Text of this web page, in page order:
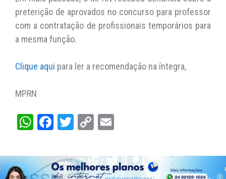
preterição de aprovados no concurso para professor
com a contratação de profissionais temporários para
a mesma função.
Clique aqui para ler a recomendação na íntegra,
MPRN
W
ts
A
Fa
bo
ok
T
tt
er
C
y
Li
ail